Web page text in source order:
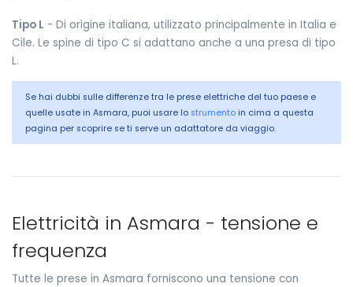
Tipo L - Di origine italiana, utilizzato principalmente in Italia e
Cile. Le spine di tipo C si adattano anche a una presa di tipo
L.
Se hai dubbi sulle differenze tra le prese elettriche del tuo paese e
quelle usate in Asmara, puoi usare lo strumento in cima a questa
pagina per scoprire se ti serve un adattatore da viaggio.
Elettricità in Asmara - tensione e
frequenza
Tutte le prese in Asmara forniscono una tensione con